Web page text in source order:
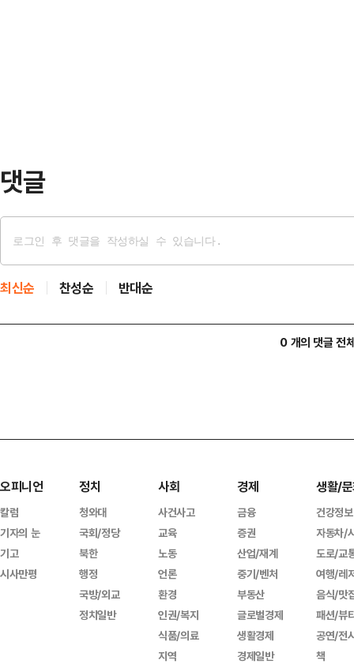
댓글
최신순 찬성순 반대순
0 개의 댓글 전
오피니언
칼럼
기자의 눈
기고
시사만평
정치
청와대
국회/정당
북한
행정
국방/외교
정치일반
사회
사건사고
교육
노동
언론
환경
인권/복지
식품/의료
지역
경제
금융
증권
산업/재계
중기/벤처
부동산
글로벌경제
생활경제
경제일반
생활/
건강정보
자동차/
도로/교
여행/레
음식/맛
패션/뷰
공연/전
책